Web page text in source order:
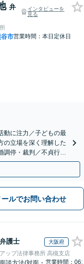
弁
インタビューを
見る
市営業時間：本日定休日
動に注力／子どもの最
の立場を深く理解した
調停・裁判／不貞行為
ールでお問い合わせ
弁護士 大阪府
ップ法律事務所 高槻支店
面談方法(対面・ 営業時間：06: